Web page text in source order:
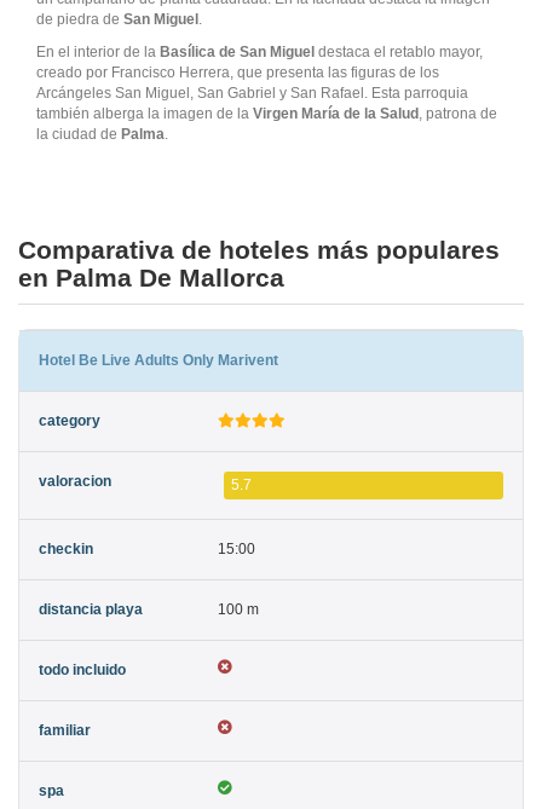
de piedra de San Miguel .
En el interior de la Basílica de San Miguel destaca el retablo mayor,
creado por Francisco Herrera, que presenta las figuras de los
Arcángeles San Miguel, San Gabriel y San Rafael. Esta parroquia
también alberga la imagen de la Virgen María de la Salud , patrona de
la ciudad de Palma.
Comparativa de hoteles más populares
en Palma De Mallorca
Hotel Be Live Adults Only Marivent
5.7
15:00
100 m